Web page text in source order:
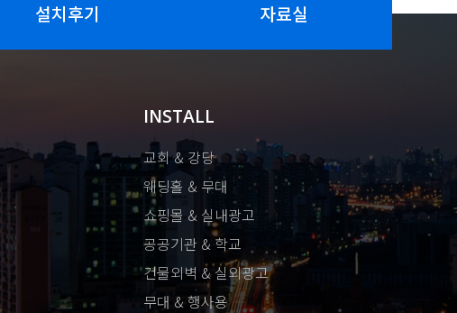
설치후기 자료실
INSTALL
교회 & 강당
웨딩홀 & 무대
쇼핑몰 & 실내광고
공공기관 & 학교
건물외벽 & 실외광고
무대 & 행사용